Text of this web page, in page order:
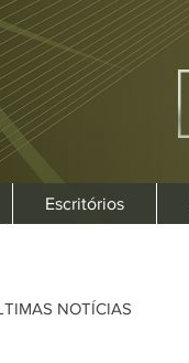
Escritórios
NOTÍCIAS